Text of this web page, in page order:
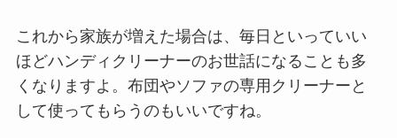
これから家族が増えた場合は、毎日といっていい
ほどハンディクリーナーのお世話になることも多
くなりますよ。布団やソファの専用クリーナーと
して使ってもらうのもいいですね。